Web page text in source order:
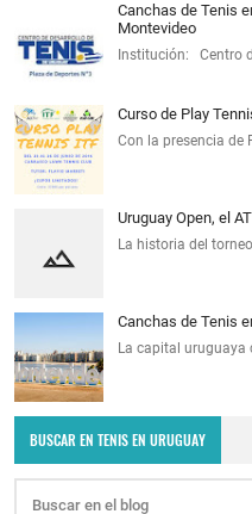
Canchas de Tenis
Montevideo
Institución: Centro
Curso de Play
Con la presencia de
Uruguay Open, el
La historia del
Canchas de Tenis
La capital
BUSCAR EN TENIS EN URUGUAY